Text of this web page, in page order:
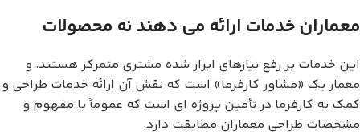
معماران خدمات ارائه می دهند نه محصولات
این خدمات بر رفع نیازهای ابراز شده مشتری متمرکز هستند. و
معمار یک «مشاور کارفرما» است که نقش آن ارائه خدمات طراحی و
کمک به کارفرما در تأمین پروژه ای است که عموماً با مفهوم و
مشخصات طراحی معماران مطابقت دارد.